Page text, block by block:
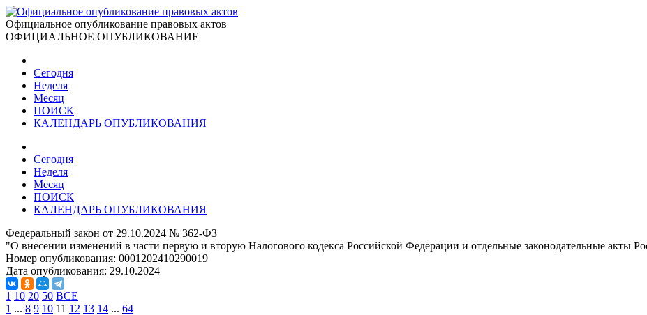
Официальное опубликование правовых актов
ОФИЦИАЛЬНОЕ ОПУБЛИКОВАНИЕ
Сегодня
Неделя
Месяц
ПОИСК
КАЛЕНДАРЬ ОПУБЛИКОВАНИЯ
Сегодня
Неделя
Месяц
ПОИСК
КАЛЕНДАРЬ ОПУБЛИКОВАНИЯ
Федеральный закон от 29.10.2024 № 362-ФЗ
"О внесении изменений в части первую и вторую Налогового кодекса Российской Федерации и отдельные законодательные акты
Номер опубликования: 0001202410290019
Дата опубликования: 29.10.2024
1 10 20 50 ВСЕ
1 ... 8 9 10 11 12 13 14 ... 64